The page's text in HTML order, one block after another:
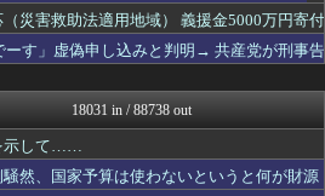
トレンドの通り道
えっ!?またここのサイト?
アニゲー速報
不思議.net - 5ch...
ふぇー速
筋肉速報
いたしん！
災害救助法適用地域） 義援金5000万円寄付
ーす」虚偽申し込みと判明→ 共産党が刑事告
18031 in / 88738 out
示して……
然、国家予算は使わないというと何が財源